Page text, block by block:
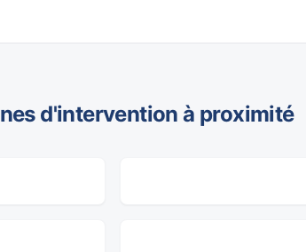
d'intervention à proximité